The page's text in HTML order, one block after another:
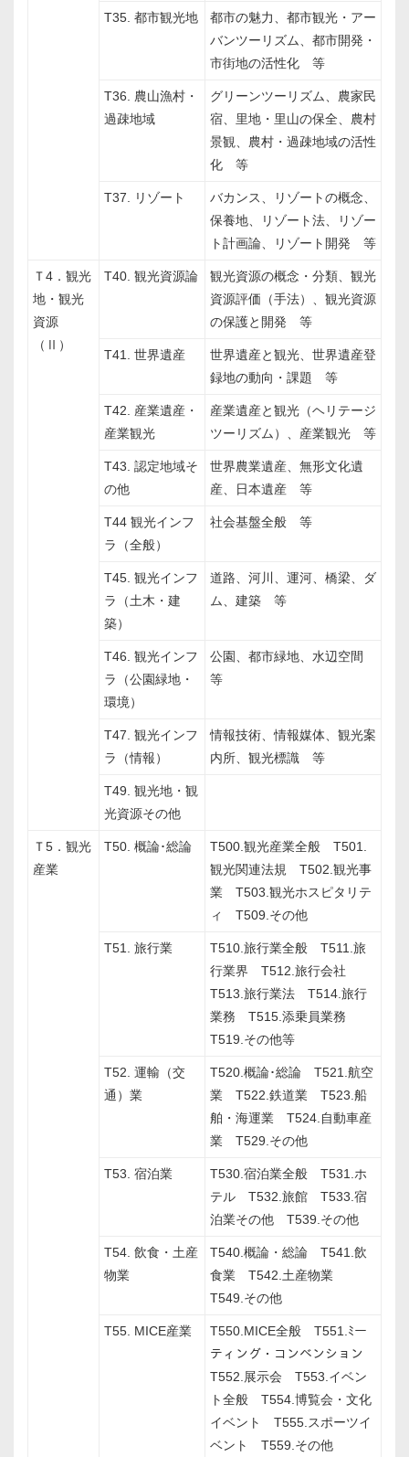
T35. 都市観光地
都市の魅力、都市観光・アー
バンツーリズム、都市開発・
市街地の活性化 等
T36. 農山漁村・
過疎地域
グリーンツーリズム、農家民
宿、里地・里山の保全、農村
景観、農村・過疎地域の活性
化 等
T37. リゾート
バカンス、リゾートの概念、
保養地、リゾート法、リゾー
ト計画論、リゾート開発 等
Ｔ4．観光
地・観光
資源
（Ⅱ）
T40. 観光資源論
観光資源の概念・分類、観光
資源評価（手法）、観光資源
の保護と開発 等
T41. 世界遺産
世界遺産と観光、世界遺産登
録地の動向・課題 等
T42. 産業遺産・
産業観光
産業遺産と観光（ヘリテージ
ツーリズム）、産業観光 等
T43. 認定地域そ
の他
世界農業遺産、無形文化遺
産、日本遺産 等
T44 観光インフ
ラ（全般）
社会基盤全般 等
T45. 観光インフ
ラ（土木・建
築）
道路、河川、運河、橋梁、ダ
ム、建築 等
T46. 観光インフ
ラ（公園緑地・
環境）
公園、都市緑地、水辺空間
等
T47. 観光インフ
ラ（情報）
情報技術、情報媒体、観光案
内所、観光標識 等
T49. 観光地・観
光資源その他
Ｔ5．観光
産業
T50. 概論･総論
T500.観光産業全般 T501.
観光関連法規 T502.観光事
業 T503.観光ホスピタリテ
ィ T509.その他
T51. 旅行業
T510.旅行業全般 T511.旅
行業界 T512.旅行会社
T513.旅行業法 T514.旅行
業務 T515.添乗員業務
T519.その他等
T52. 運輸（交
通）業
T520.概論･総論 T521.航空
業 T522.鉄道業 T523.船
舶・海運業 T524.自動車産
業 T529.その他
T53. 宿泊業
T530.宿泊業全般 T531.ホ
テル T532.旅館 T533.宿
泊業その他 T539.その他
T54. 飲食・土産
物業
T540.概論・総論 T541.飲
食業 T542.土産物業
T549.その他
T55. MICE産業
T550.MICE全般 T551.ﾐー
ティング・コンベンション
T552.展示会 T553.イベン
ト全般 T554.博覧会・文化
イベント T555.スポーツイ
ベント T559.その他